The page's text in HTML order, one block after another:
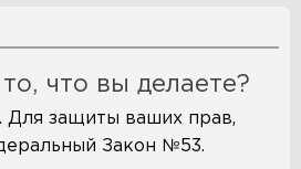
что вы делаете?
Для защиты ваших прав,
Закон №53.